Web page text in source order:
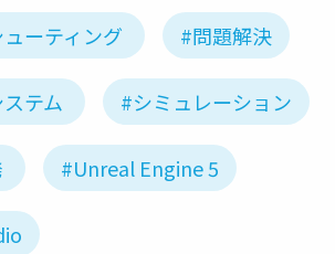
ーティング #問題解決
テム #シミュレーション
#Unreal Engine 5